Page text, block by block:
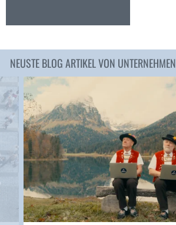
Bendern
Bern
Bern - Liebefeld
Bern 15
Bern 22
Bern 65
Bern 9
Bern-Zollikofen
Biel/Bienne
Binningen
NEUSTE BLOG ARTIKEL VON UNTERNEHMEN